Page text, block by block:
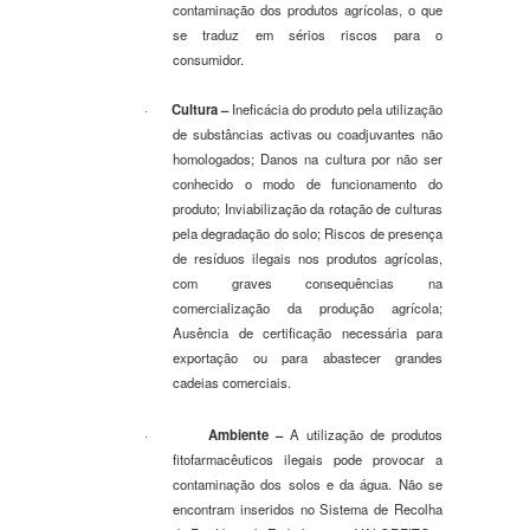
contaminação dos produtos agrícolas, o que
se traduz em sérios riscos para o
consumidor.
· Cultura–Ineficácia do produto pela utilização
de substâncias activas ou coadjuvantes não
homologados; Danos na cultura por não ser
conhecido o modo de funcionamento do
produto; Inviabilização da rotação de culturas
pela degradação do solo; Riscos de presença
de resíduos ilegais nos produtos agrícolas,
com graves consequências na
comercialização da produção agrícola;
Ausência de certificação necessária para
exportação ou para abastecer grandes
cadeias comerciais.
· Ambiente – A utilização de produtos
fitofarmacêuticos ilegais pode provocar a
contaminação dos solos e da água. Não se
encontram inseridos no Sistema de Recolha